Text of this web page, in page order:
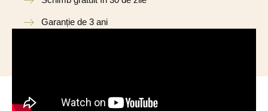
Garanție de 3 ani